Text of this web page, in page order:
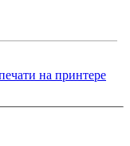
на принтере